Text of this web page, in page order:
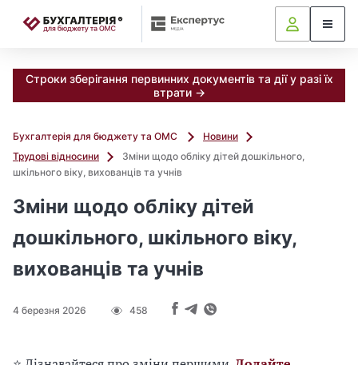
Строки зберігання первинних документів та дії у разі їх
втрати →
Бухгалтерія для бюджету та ОМС
Новини
Трудові відносини
Зміни щодо обліку дітей дошкільного,
шкільного віку, вихованців та учнів
Зміни щодо обліку дітей
дошкільного, шкільного віку,
вихованців та учнів
4 березня 2026 458